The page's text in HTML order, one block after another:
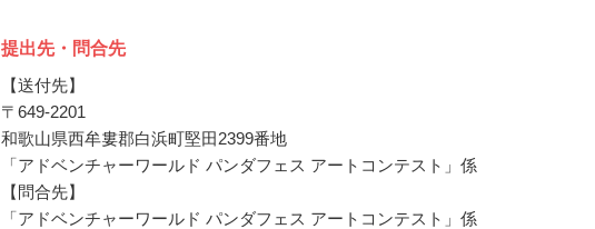
提出先・問合先
【送付先】
〒649-2201
和歌山県西牟婁郡白浜町堅田2399番地
「アドベンチャーワールド パンダフェス アートコンテスト」係
【問合先】
「アドベンチャーワールド パンダフェス アートコンテスト」係